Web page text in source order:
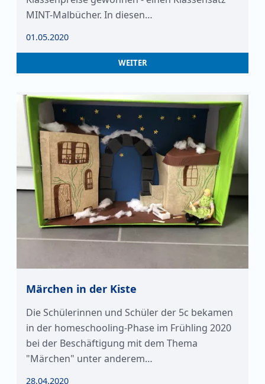
MINT-Malbücher. In diesen…
01.05.2020
WEITER
Märchen in der Kiste
Die Schülerinnen und Schüler der 5c bekamen
in der homeschooling-Phase im Frühling 2020
bei der Beschäftigung mit dem Thema
"Märchen" unter anderem…
28.04.2020